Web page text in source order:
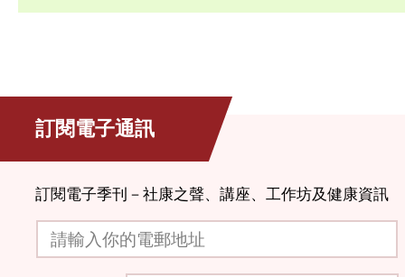
訂閱電子通訊
訂閱電子季刊－社康之聲、講座、工作坊及健康資訊
請輸入你的電郵地址